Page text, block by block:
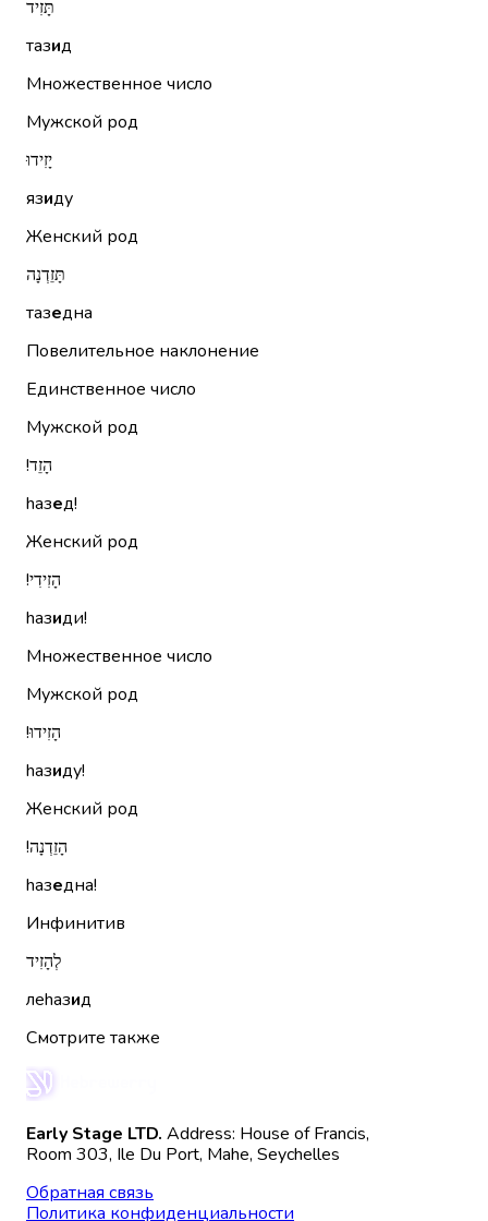
תָּזִיד
тазид
Множественное число
Мужской род
יָזִידוּ
язиду
Женский род
תָּזֵדְנָה
тазедна
Повелительное наклонение
Единственное число
Мужской род
הָזֵד!‏
hазед!
Женский род
הָזִידִי!‏
hазиди!
Множественное число
Мужской род
הָזִידוּ!‏
hазиду!
Женский род
הָזֵדְנָה!‏
hазедна!
Инфинитив
לְהָזִיד
леhазид
Смотрите также
Early Stage LTD. Address: House of Francis,
Room 303, Ile Du Port, Mahe, Seychelles
Обратная связь
Политика конфиденциальности